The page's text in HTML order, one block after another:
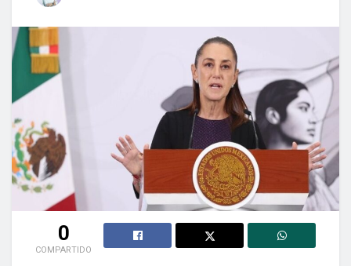
0
COMPARTIDO